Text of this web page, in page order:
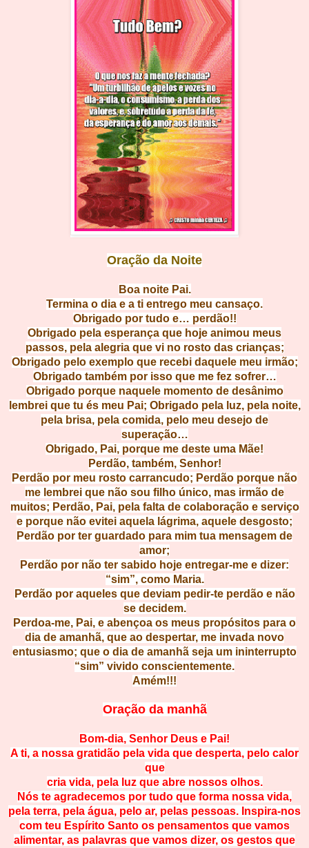
Oração da Noite
Boa noite Pai.
Termina o dia e a ti entrego meu cansaço.
Obrigado por tudo e… perdão!!
Obrigado pela esperança que hoje animou meus
passos, pela alegria que vi no rosto das crianças;
Obrigado pelo exemplo que recebi daquele meu irmão;
Obrigado também por isso que me fez sofrer…
Obrigado porque naquele momentode desânimo
lembrei que tu és meu Pai; Obrigado pela luz, pela noite,
pela brisa, pela comida, pelo meu desejo de
superação…
Obrigado, Pai, porque me deste uma Mãe!
Perdão, também, Senhor!
Perdão por meu rosto carrancudo; Perdão porque não
me lembrei que não sou filho único, mas irmão de
muitos; Perdão, Pai, pela falta de colaboração e serviço
e porque não evitei aquela lágrima, aquele desgosto;
Perdão por ter guardado para mim tua mensagem de
amor;
Perdão por não ter sabido hoje entregar-me e dizer:
“sim”, como Maria.
Perdão por aqueles que deviam pedir-te perdão e não
se decidem.
Perdoa-me, Pai, e abençoa os meus propósitos para o
dia de amanhã, que ao despertar, me invada novo
entusiasmo; que o dia de amanhã seja um ininterrupto
“sim” vivido conscientemente.
Amém!!!
Oração da manhã
Bom-dia, Senhor Deus e Pai!
A ti, a nossa gratidão pela vida que desperta, pelo calor
que
cria vida, pela luz que abre nossos olhos.
Nós te agradecemos por tudo que forma nossa vida,
pela terra, pela água, pelo ar, pelas pessoas. Inspira-nos
com teu Espírito Santo os pensamentos que vamos
alimentar, as palavras que vamos dizer, os gestos que